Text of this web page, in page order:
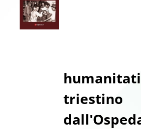
del
triestino